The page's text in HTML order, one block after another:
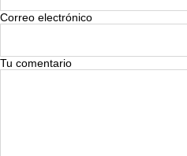
Correo electrónico
Tu comentario